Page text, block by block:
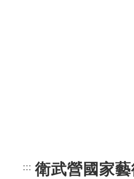
::: 頁尾網站資訊。
衛武營國家